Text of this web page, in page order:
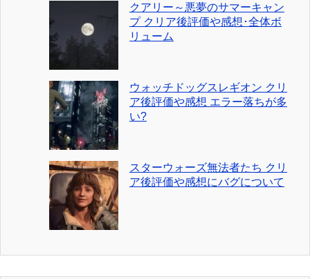
クアリー～悪夢のサマーキャン
プ クリア後評価や感想･全体ボ
リューム
ウォッチドッグスレギオン クリ
ア後評価や感想 エラー落ちが多
い?
スターウォーズ無法者たち クリ
ア後評価や感想にバグについて